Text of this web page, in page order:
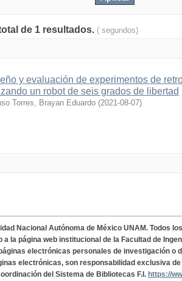
de 1 resultados. ( segundos)
y evaluación de experimentos de
un robot de seis grados de libertad
Torres, Brayan Eduardo (2021-08-07)
Nacional Autónoma de México UNAM. Todos
a la página web institucional de la Facultad de
electrónicas personales de investigación o
electrónicas, son responsabilidad exclusiva
del Sistema de Bibliotecas F.I. https://